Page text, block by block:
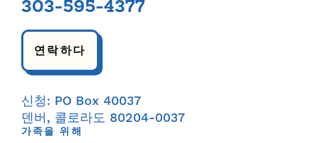
303-595-4377
연락하다
신청: PO Box 40037
덴버, 콜로라도 80204-0037
가족을 위해